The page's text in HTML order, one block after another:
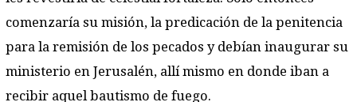
comenzaría su misión, la predicación de la penitencia
para la remisión de los pecados y debían inaugurar su
ministerio en Jerusalén, allí mismo en donde iban a
recibir aquel bautismo de fuego.